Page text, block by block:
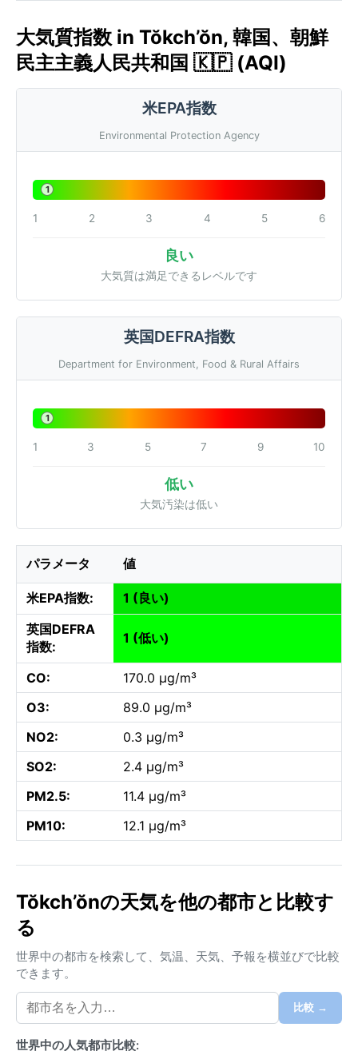
大気質指数 in Tŏkch’ŏn, 韓国、朝鮮
民主主義人民共和国 🇰🇵 (AQI)
米EPA指数
Environmental Protection Agency
1
1 2 3 4 5 6
良い
大気質は満足できるレベルです
英国DEFRA指数
Department for Environment, Food & Rural Affairs
1
1 3 5 7 9 10
低い
大気汚染は低い
パラメータ 値
米EPA指数:
1 (良い)
英国DEFRA
指数:
1 (低い)
CO:
170.0 µg/m³
O3:
89.0 µg/m³
NO2:
0.3 µg/m³
SO2:
2.4 µg/m³
PM2.5:
11.4 µg/m³
PM10:
12.1 µg/m³
Tŏkch’ŏnの天気を他の都市と比較す
る
世界中の都市を検索して、気温、天気、予報を横並びで比較
できます。
比較 →
世界中の人気都市比較: